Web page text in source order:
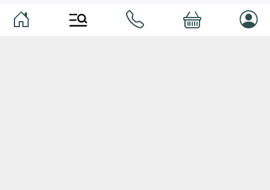
Ноутбуки и аксессуары
стеллажи